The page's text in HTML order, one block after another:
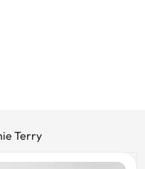
Terry